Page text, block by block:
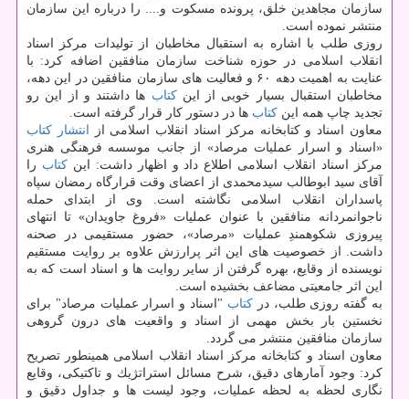
سازمان مجاهدین خلق، پرونده مسكوت و.... را درباره این سازمان
منتشر نموده است.
روزی طلب با اشاره به استقبال مخاطبان از تولیدات مركز اسناد
انقلاب اسلامی در حوزه شناخت سازمان منافقین اضافه كرد: با
عنایت به اهمیت دهه ۶۰ و فعالیت های سازمان منافقین در این دهه،
مخاطبان استقبال بسیار خوبی از اینكتاب ها داشتند و از این رو
تجدید چاپ همه این كتاب ها در دستور كار قرار گرفته است.
معاون اسناد و كتابخانه مركز اسناد انقلاب اسلامی از انتشار
كتاب
«اسناد و اسرار عملیات مرصاد» از جانب موسسه فرهنگی هنری
مركز اسناد انقلاب اسلامی اطلاع داد و اظهار داشت: اینكتاب را
آقای سید ابوطالب سیدمحمدی از اعضای وقت قرارگاه رمضان سپاه
پاسداران انقلاب اسلامی نگاشته است. وی از ابتدای حمله
ناجوانمردانه منافقین با عنوان عملیات «فروغ جاویدان» تا انتهای
پیروزی شكوهمندِ عملیات «مرصاد»، حضور مستقیمی در صحنه
داشت. از خصوصیت های این اثر پرارزش علاوه بر روایت مستقیم
نویسنده از وقایع، بهره گرفتن از سایر روایت ها و اسناد است كه به
این اثر جامعیتی مضاعف بخشیده است.
به گفته روزی طلب، دركتاب "اسناد و اسرار عملیات مرصاد" برای
نخستین بار بخش مهمی از اسناد و واقعیت های درون گروهی
سازمان منافقین منتشر می گردد.
معاون اسناد و كتابخانه مركز اسناد انقلاب اسلامی همینطور تصریح
كرد: وجود آمارهای دقیق، شرح مسائل استراتژیك و تاكتیكی، وقایع
نگاری لحظه به لحظه عملیات، وجود لیست ها و جداول دقیق و